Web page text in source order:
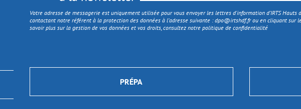
Votre adresse de messagerie est uniquement utilisée pour vous envoyer les lettres d'information d’IRTS
contactant notre référent à la protection des données à l’adresse suivante :dpo@irtshdf.frou en cliquant sur
savoir plus sur la gestion de vos données et vos droits, consultez notre politique de confidentialité
PRÉPA